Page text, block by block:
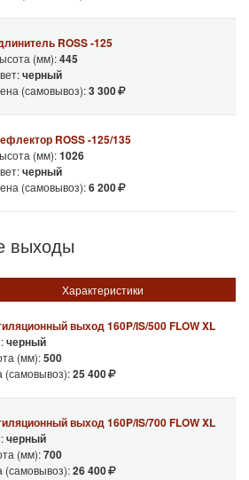
ROSS -125
(мм):445
черный
(самовывоз):3 300
ROSS -125/135
(мм):1026
черный
(самовывоз):6 200
выходы
Характеристики
выход 160P/IS/500 FLOW XL
черный
(мм):500
(самовывоз):25 400
выход 160P/IS/700 FLOW XL
черный
(мм):700
(самовывоз):26 400